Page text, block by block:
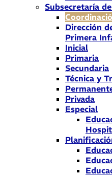
Subsecretaría
Dirección
Primera
Inicial
Primaria
Secundaria
Técnica y
Privada
Especial